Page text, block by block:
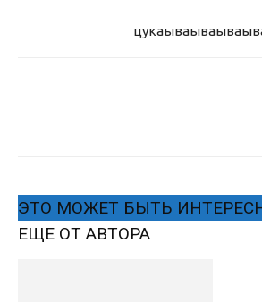
цукаыва
ЭТО МОЖЕТ БЫТЬ
ЕЩЕ ОТ АВТОРА